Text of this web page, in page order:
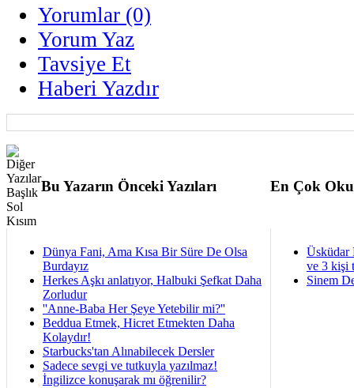
Yorumlar (0)
Yorum Yaz
Tavsiye Et
Haberi Yazdır
Bu Yazarın Önceki Yazıları En Çok
Dünya Fani, Ama Kısa Bir Süre De Olsa
Burdayız
Herkes Aşkı anlatıyor, Halbuki Şefkat Daha
Zorludur
''Anne-Baba Her Şeye Yetebilir mi?''
Beddua Etmek, Hicret Etmekten Daha
Kolaydır!
Starbucks'tan Alınabilecek Dersler
Sadece sevgi ve tutkuyla yazılmaz!
İngilizce konuşarak mı öğrenilir?
Üsküdar
ve 3 kişi
Sinem